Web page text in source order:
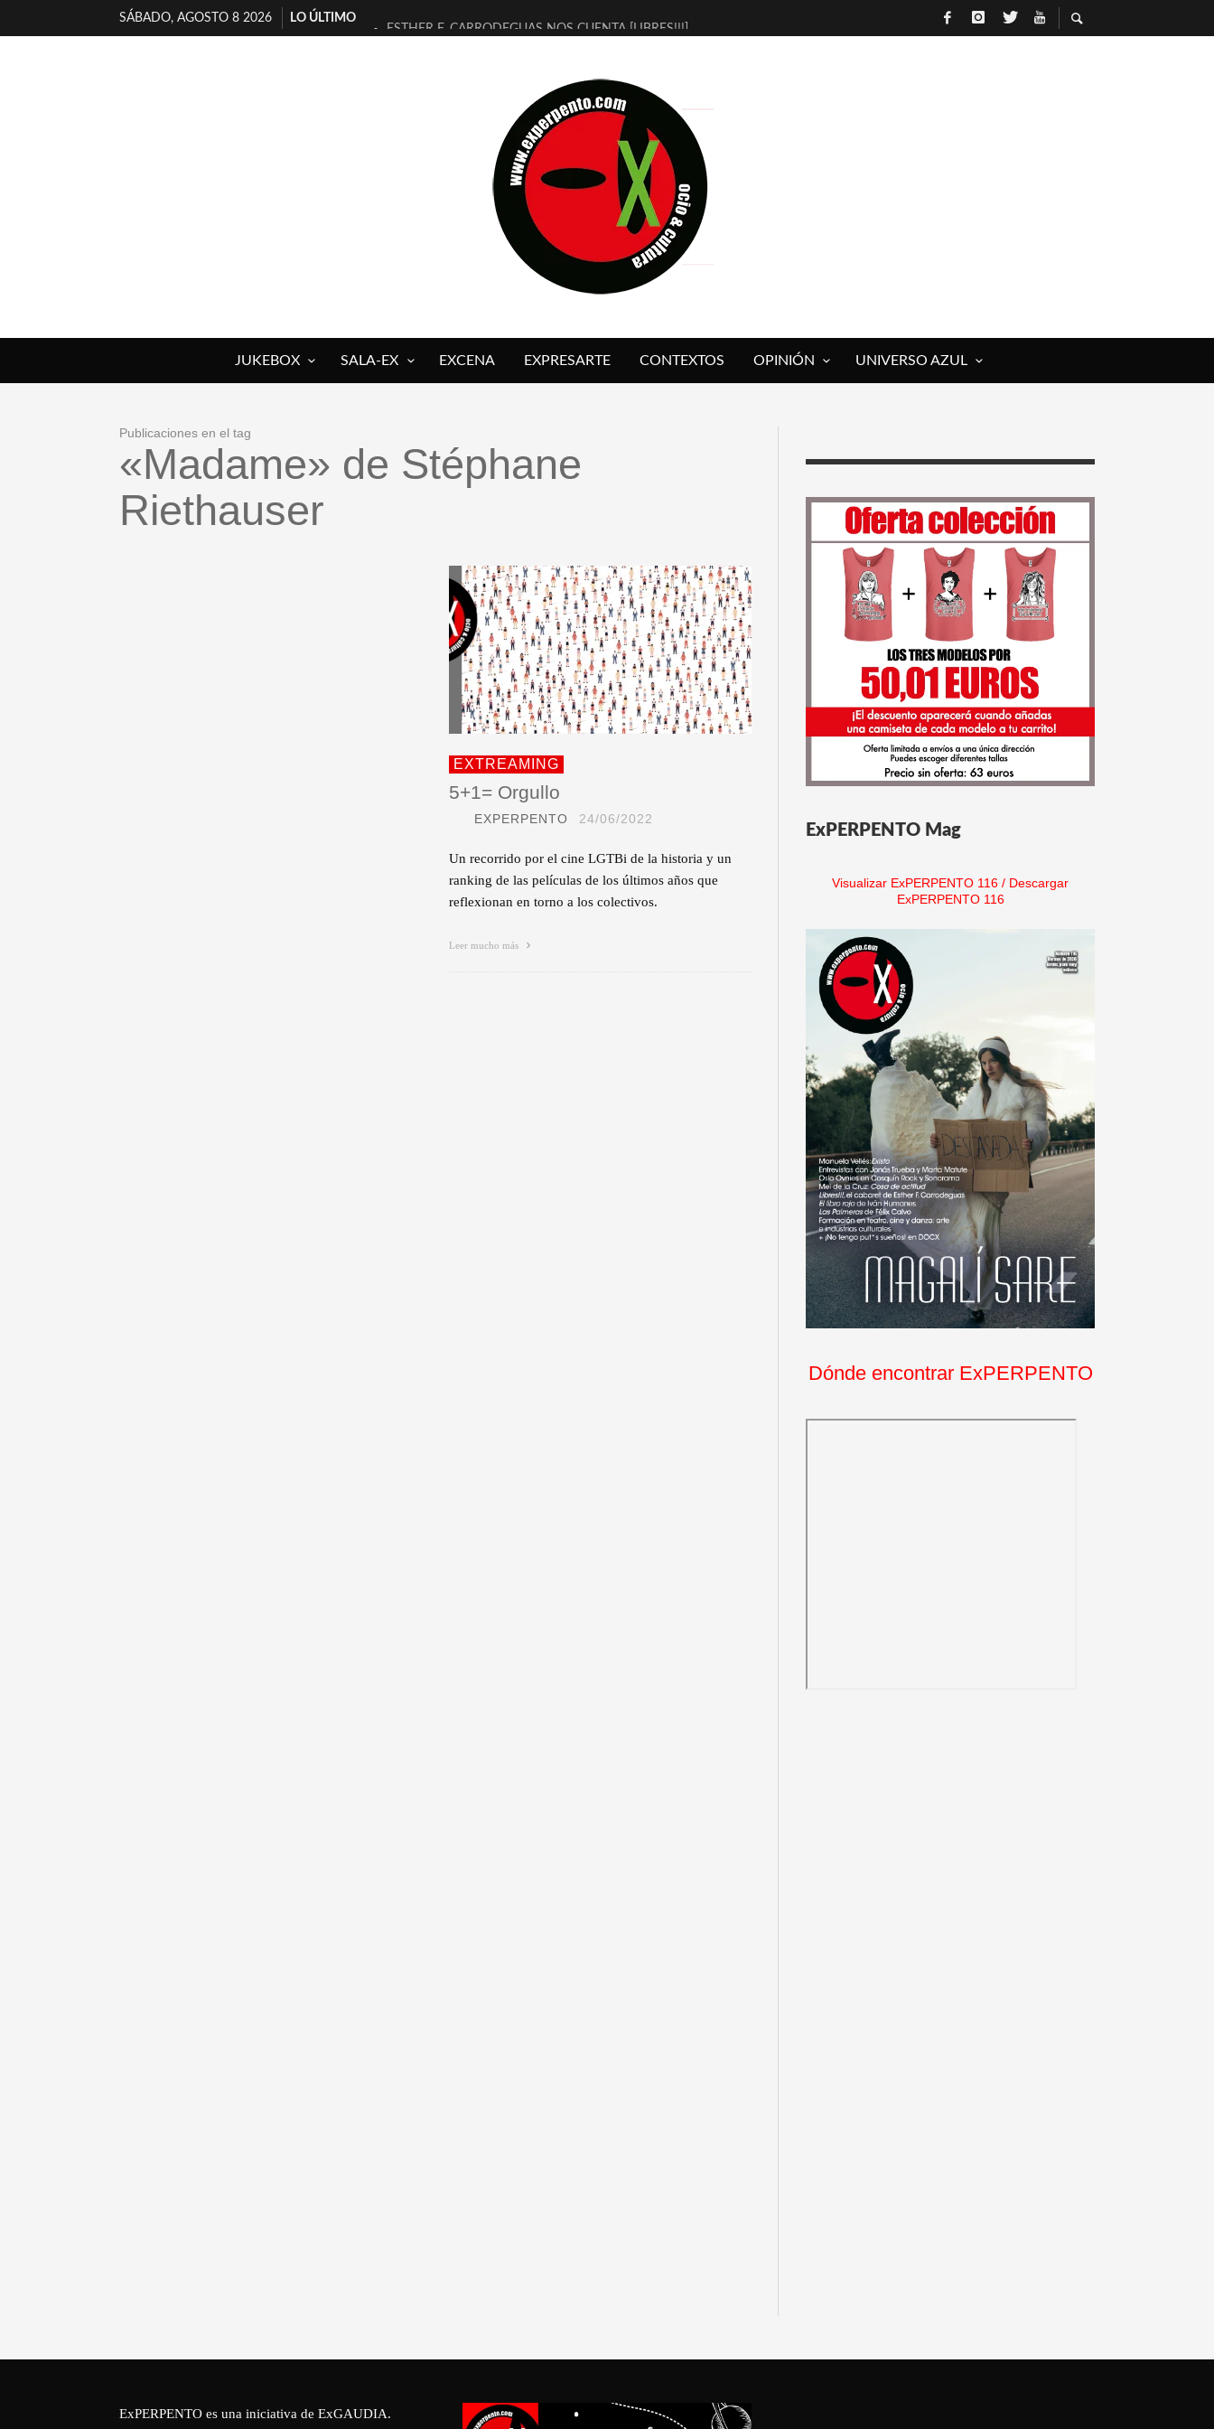
SÁBADO, AGOSTO 8 2026
LO ÚLTIMO
ESTHER F. CARRODEGUAS NOS CUENTA [LIBRES!!!]
[ELECTRA JONDA] DE JUAN GUERRERO ZAMORA
TIMBRE 4, LA ESCUELA DEL DIRECTOR TEATRAL CLAUDIO TOLCACHIR
30 AÑOS (NO ES NADA) DE LA KATARSIS DEL TOMATAZO
MILITARES JUDÍAS EN #EXVITA
D’BALDOMEROS REINVENTAN [BITÁCORA 3.0] EN EXVITA
MARSHALL FLASH PRESENTA EN EXVITA [RELATIVA SENCILLEZ]
JOFRE BARDAGÍ EN EXVITA INTERPRETANDO A SERRAT
JUKEBOX SALA-EX EXCENA EXPRESARTE CONTEXTOS OPINIÓN UNIVERSO AZUL
Publicaciones en el tag
«Madame» de Stéphane
Riethauser
EXTREAMING
5+1= Orgullo
EXPERPENTO 24/06/2022
Un recorrido por el cine LGTBi de la historia y un
ranking de las películas de los últimos años que
reflexionan en torno a los colectivos.
Leer mucho más
ExPERPENTO Mag
Visualizar ExPERPENTO 116 / Descargar
ExPERPENTO 116
Dónde encontrar ExPERPENTO
ExPERPENTO es una iniciativa de ExGAUDIA.